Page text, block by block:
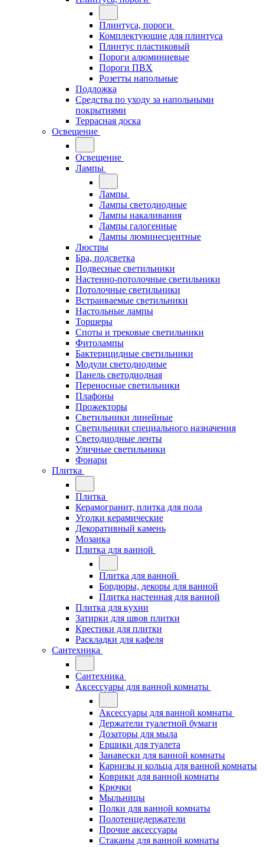
Плинтуса, пороги
Комплектующие для плинтуса
Плинтус пластиковый
Пороги алюминиевые
Пороги ПВХ
Розетты напольные
Подложка
Средства по уходу за напольными
покрытиями
Террасная доска
Освещение
Освещение
Лампы
Лампы
Лампы светодиодные
Лампы накаливания
Лампы галогенные
Лампы люминесцентные
Люстры
Бра, подсветка
Подвесные светильники
Настенно-потолочные светильники
Потолочные светильники
Встраиваемые светильники
Настольные лампы
Торшеры
Споты и трековые светильники
Фитолампы
Бактерицидные светильники
Модули светодиодные
Панель светодиодная
Переносные светильники
Плафоны
Прожекторы
Светильники линейные
Светильники специального назначения
Светодиодные ленты
Уличные светильники
Фонари
Плитка
Плитка
Керамогранит, плитка для пола
Уголки керамические
Декоративный камень
Мозаика
Плитка для ванной
Плитка для ванной
Бордюры, декоры для ванной
Плитка настенная для ванной
Плитка для кухни
Затирки для швов плитки
Крестики для плитки
Раскладки для кафеля
Сантехника
Сантехника
Аксессуары для ванной комнаты
Аксессуары для ванной комнаты
Держатели туалетной бумаги
Дозаторы для мыла
Ершики для туалета
Занавески для ванной комнаты
Карнизы и кольца для ванной комнаты
Коврики для ванной комнаты
Крючки
Мыльницы
Полки для ванной комнаты
Полотенцедержатели
Прочие аксессуары
Стаканы для ванной комнаты